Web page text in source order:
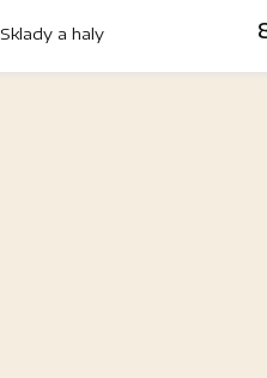
Sklady a haly